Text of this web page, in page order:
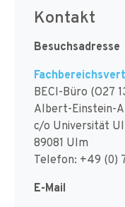
Kontakt
Besuchsadresse
BECI-Büro (O27
Albert-Einstein-
c/o Universität
89081 Ulm
Telefon: +49 (0)
E-Mail